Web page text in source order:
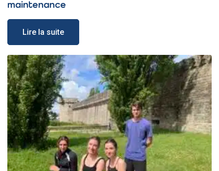
maintenance
Lire la suite